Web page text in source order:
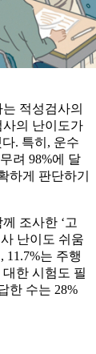
적성검사의
의 난이도가
. 특히, 운수
려 98%에 달
하게 판단하기
조사한 ‘고
난이도 쉬움
11.7%는 주행
한 시험도 필
한 수는 28%